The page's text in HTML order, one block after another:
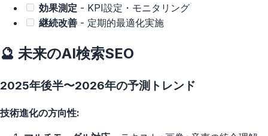
効果測定 - KPI設定・モニタリング
継続改善 - 定期的最適化実施
🔮 未来のAI検索SEO
2025年後半〜2026年の予測トレンド
技術進化の方向性: